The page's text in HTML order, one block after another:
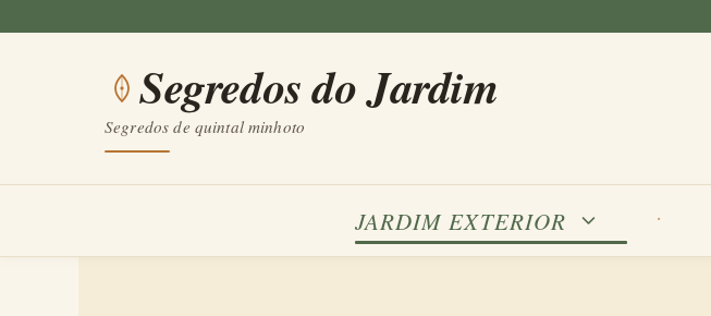
conteúdo
Segredos do Jardim
Segredos de quintal minhoto
JARDIM EXTERIOR